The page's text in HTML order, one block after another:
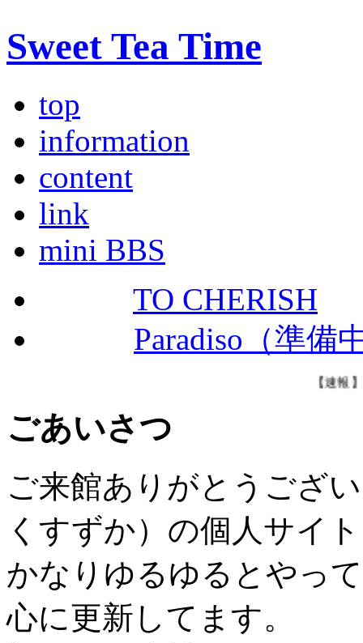
Sweet Tea Time
top
information
content
link
mini BBS
TO CHERISH
Paradiso（準備
【速報】
ごあいさつ
ご来館ありがとうござ
くすずか）の個人サイ
かなりゆるゆるとやっ
心に更新してます。